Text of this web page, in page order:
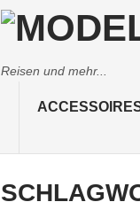
Reisen und mehr...